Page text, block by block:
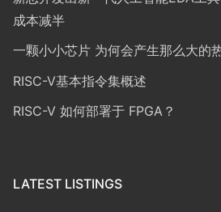
成本减半
一颗小小芯片 为何会产生那么大的
RISC-V基本指令集概述
RISC-V 如何部署于 FPGA？
LATEST LISTINGS